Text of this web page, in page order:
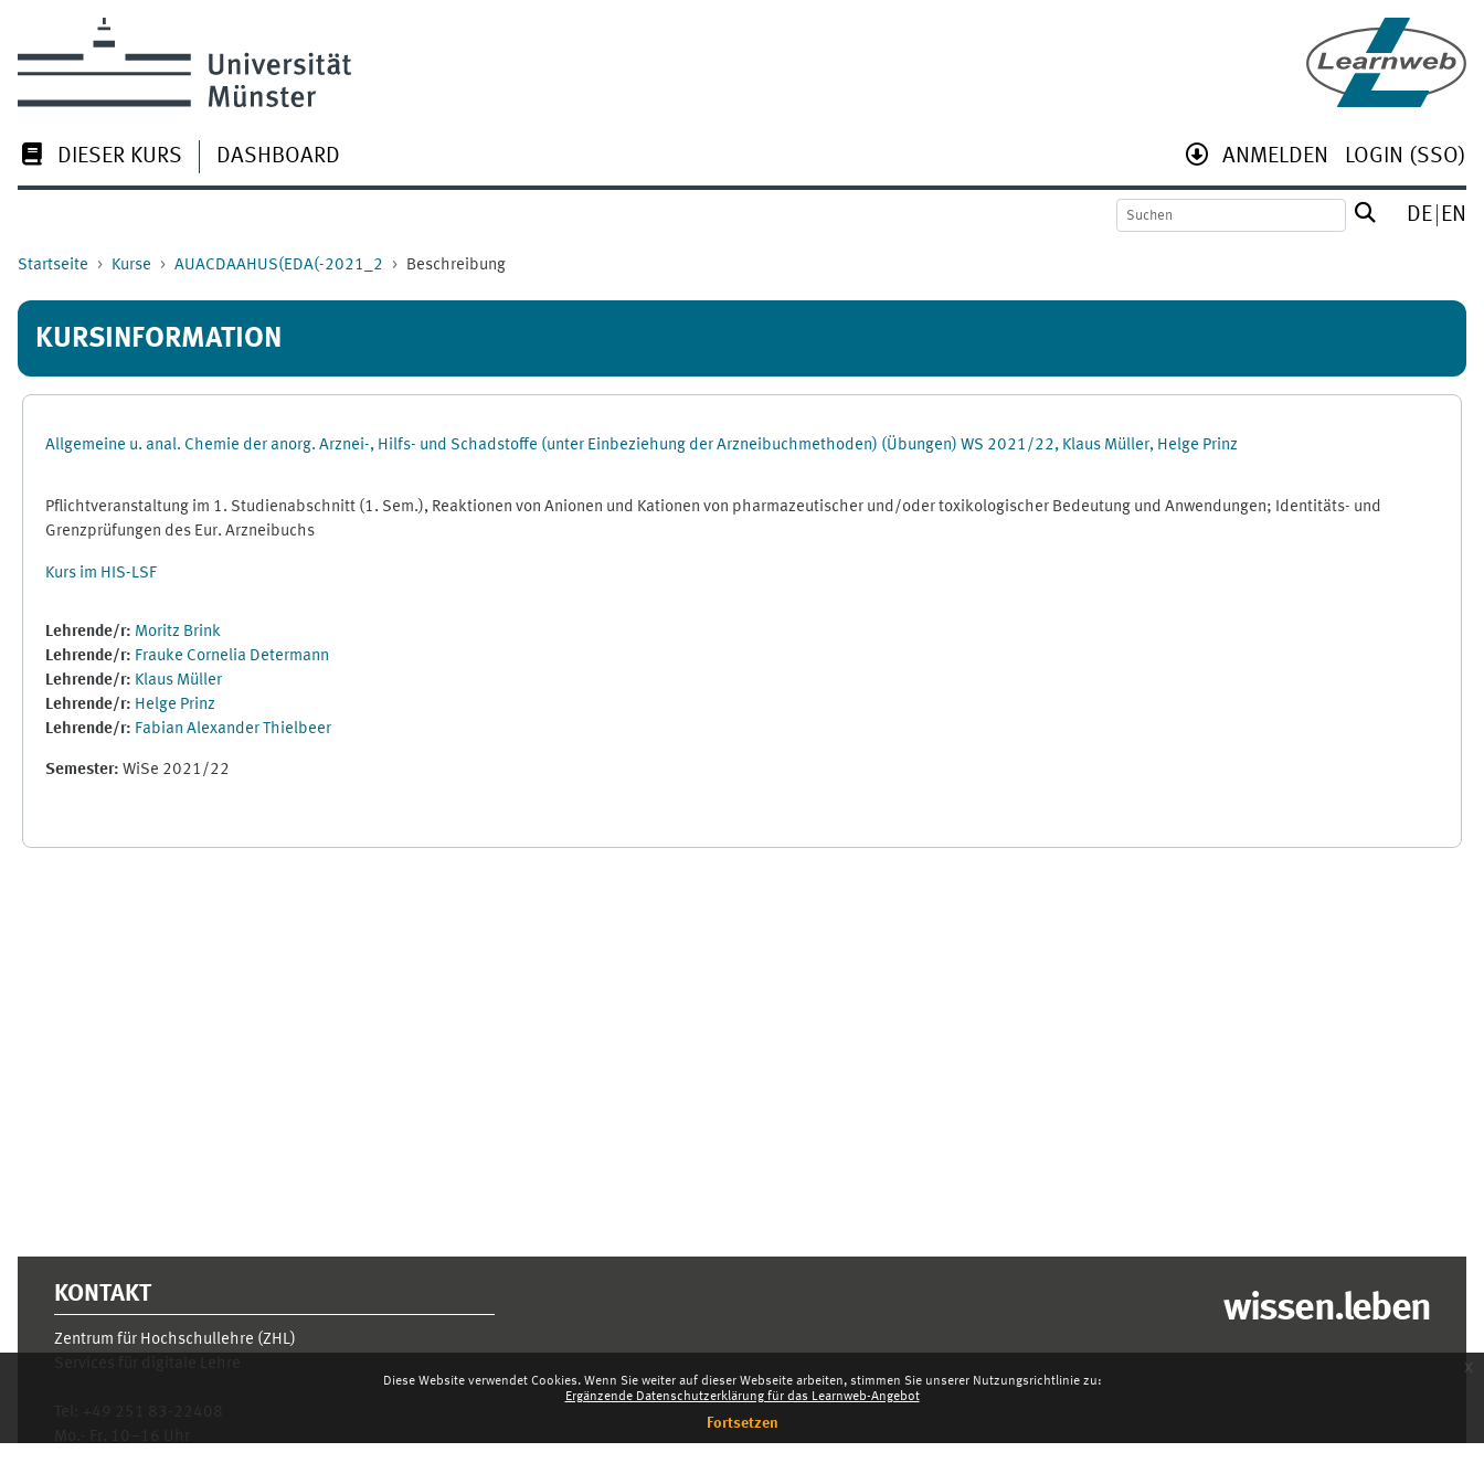
Diese Website verwendet Cookies. Wenn Sie weiter auf dieser Webseite arbeiten, stimmen Sie unserer Nutzungsrichtlinie zu:
Ergänzende Datenschutzerklärung für das Learnweb-Angebot
Fortsetzen
x
DIESER KURS DASHBOARD ANMELDEN LOGIN (SSO)
DE EN
Startseite Kurse AUACDAAHUS(EDA(-2021_2 Beschreibung
KURSINFORMATION
Allgemeine u. anal. Chemie der anorg. Arznei-, Hilfs- und Schadstoffe (unter Einbeziehung der Arzneibuchmethoden) (Übungen) WS 2021/22, Klaus Müller, Helge Prinz
Pflichtveranstaltung im 1. Studienabschnitt (1. Sem.), Reaktionen von Anionen und Kationen von pharmazeutischer und/oder toxikologischer Bedeutung und Anwendungen; Identitäts- und
Grenzprüfungen des Eur. Arzneibuchs
Kurs im HIS-LSF
Lehrende/r: Moritz Brink
Lehrende/r: Frauke Cornelia Determann
Lehrende/r: Klaus Müller
Lehrende/r: Helge Prinz
Lehrende/r: Fabian Alexander Thielbeer
Semester: WiSe 2021/22
KONTAKT
Zentrum für Hochschullehre (ZHL)
wissen.leben